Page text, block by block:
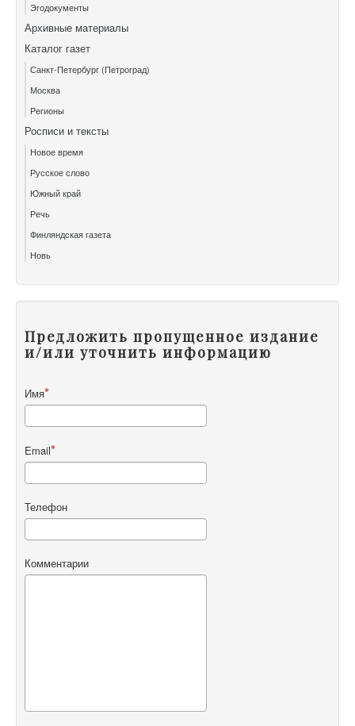
Эгодокументы
Архивные материалы
Каталог газет
Санкт-Петербург (Петроград)
Москва
Регионы
Росписи и тексты
Новое время
Русское слово
Южный край
Речь
Финляндская газета
Новь
Предложить пропущенное издание
и/или уточнить информацию
Имя
Email
Телефон
Комментарии